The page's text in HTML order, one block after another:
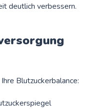
deutlich verbessern.
Blutzuckerbalance: